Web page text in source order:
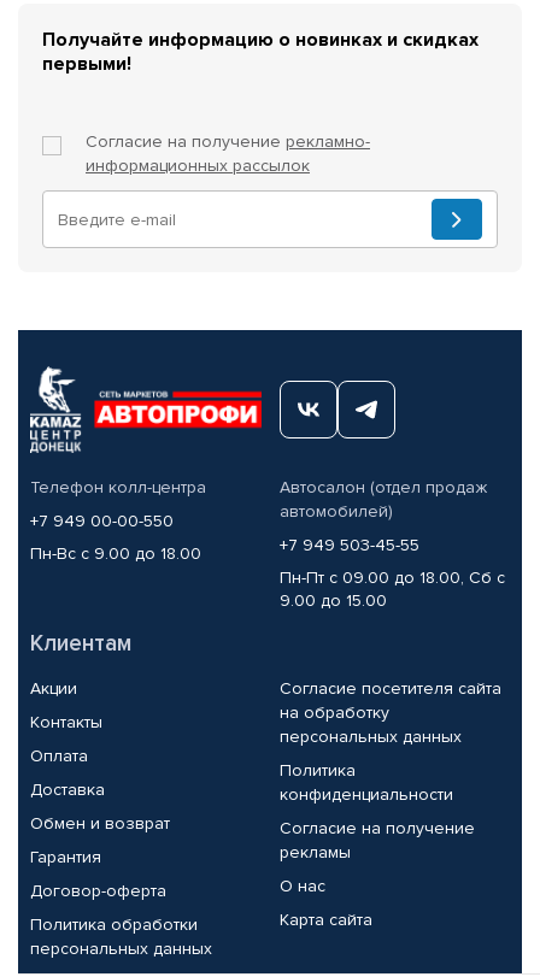
Получайте информацию о новинках и скидках
первыми!
Согласие на получение рекламно-
информационных рассылок
Телефон колл-центра
+7 949 00-00-550
Пн-Вс с 9.00 до 18.00
Автосалон (отдел продаж
автомобилей)
+7 949 503-45-55
Пн-Пт с 09.00 до 18.00, Сб с
9.00 до 15.00
Клиентам
Акции
Контакты
Оплата
Доставка
Обмен и возврат
Гарантия
Договор-оферта
Политика обработки
персональных данных
Согласие посетителя сайта
на обработку
персональных данных
Политика
конфиденциальности
Согласие на получение
рекламы
О нас
Карта сайта